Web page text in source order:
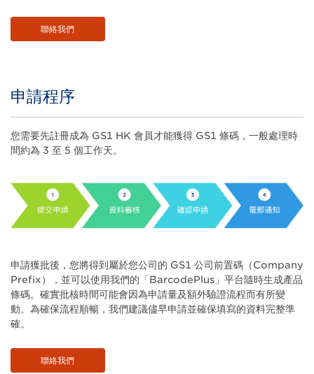
Body
聯絡我們
Title
申請程序
Body
您需要先註冊成為 GS1 HK 會員才能獲得 GS1 條碼，一般處理時
間約為 3 至 5 個工作天。
申請獲批後，您將得到屬於您公司的 GS1 公司前置碼（Company
Prefix），並可以使用我們的「BarcodePlus」平台隨時生成產品
條碼。確實批核時間可能會因為申請量及額外驗證流程而有所變
動。為確保流程順暢，我們建議儘早申請並確保填寫的資料完整準
確。
聯絡我們